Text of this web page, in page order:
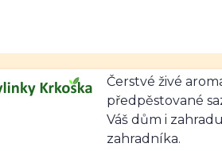
Čerstvé živé
předpěstované
Váš dům i
zahradníka.